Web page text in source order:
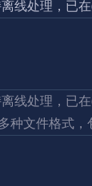
线处理，已
线处理，已
种文件格式